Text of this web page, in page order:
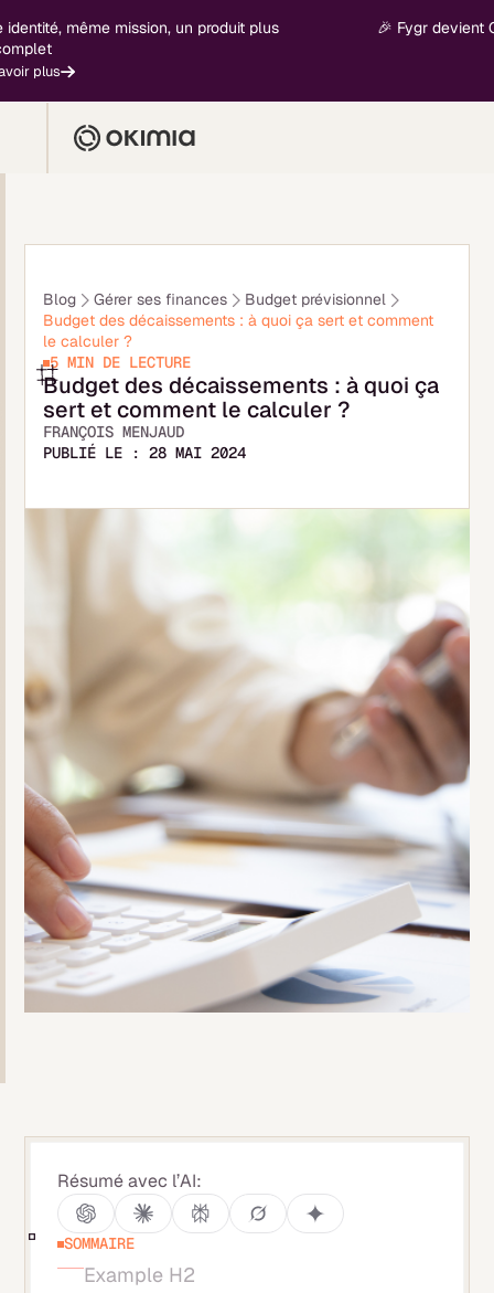
même mission, un produit plus
🎉 Fygr devient
Blog Gérer ses finances
Budget prévisionnel
Budget des décaissements : à quoi ça sert et comment
le calculer ?
5 MIN DE LECTURE
Budget des décaissements : à quoi ça
sert et comment le calculer ?
FRANÇOIS MENJAUD
PUBLIÉ LE :28 MAI 2024
Résumé avec l’AI:
SOMMAIRE
Example H2